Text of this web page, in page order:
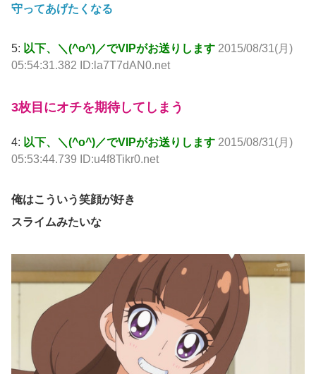
守ってあげたくなる
5: 以下、＼(^o^)／でVIPがお送りします 2015/08/31(月)
05:54:31.382 ID:la7T7dAN0.net
3枚目にオチを期待してしまう
4: 以下、＼(^o^)／でVIPがお送りします 2015/08/31(月)
05:53:44.739 ID:u4f8Tikr0.net
俺はこういう笑顔が好き
スライムみたいな